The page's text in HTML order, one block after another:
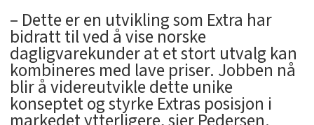
– Dette er en utvikling som Extra har
bidratt til ved å vise norske
dagligvarekunder at et stort utvalg kan
kombineres med lave priser. Jobben nå
blir å videreutvikle dette unike
konseptet og styrke Extras posisjon i